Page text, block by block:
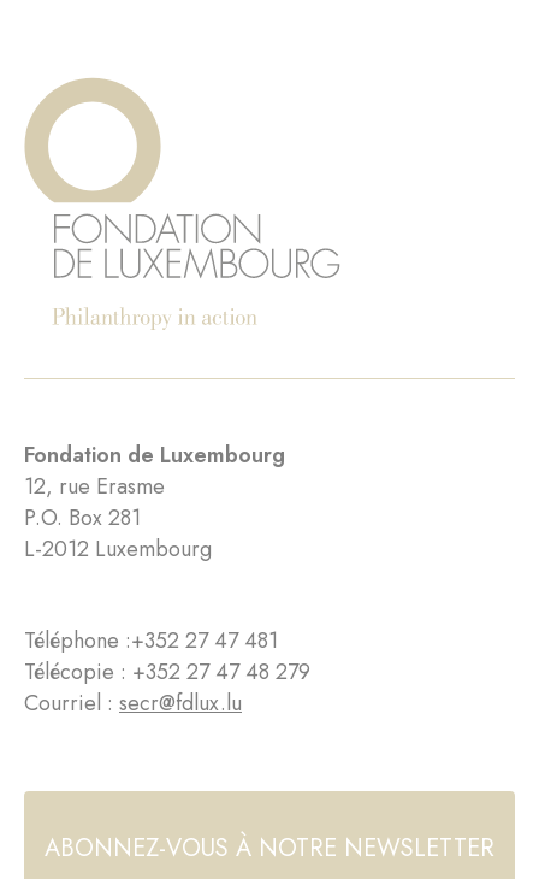
Fondation de Luxembourg
12, rue Erasme
P.O. Box 281
L-2012 Luxembourg
Téléphone :+352 27 47 481
Télécopie : +352 27 47 48 279
Courriel : secr@fdlux.lu
ABONNEZ-VOUS À NOTRE NEWSLETTER